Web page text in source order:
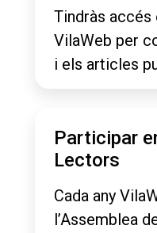
Tindràs accés
VilaWeb per
i els articles
Participar
Lectors
Cada any
l’Assemblea